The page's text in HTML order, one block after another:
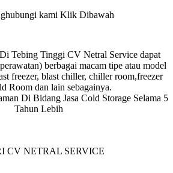
kami Klik Dibawah
Tebing Tinggi CV Netral Service dapat
berbagai macam tipe atau model
freezer, blast chiller, chiller room,freezer
Room dan lain sebagainya.
Di Bidang Jasa Cold Storage Selama 5
Tahun Lebih
CV NETRAL SERVICE